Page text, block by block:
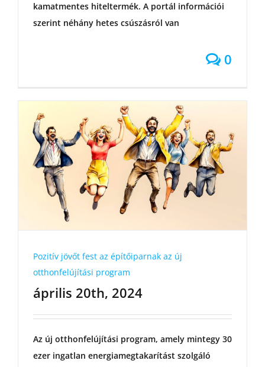
kamatmentes hiteltermék. A portál információi
szerint néhány hetes csúszásról van
0
Pozitív jövőt fest az építőiparnak az új
otthonfelújítási program
április 20th, 2024
Az új otthonfelújítási program, amely mintegy 30
ezer ingatlan energiamegtakarítást szolgáló